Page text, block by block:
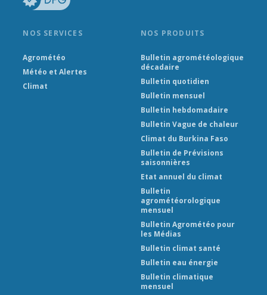
NOS SERVICES
Agrométéo
Météo et Alertes
Climat
NOS PRODUITS
Bulletin agrométéologique
décadaire
Bulletin quotidien
Bulletin mensuel
Bulletin hebdomadaire
Bulletin Vague de chaleur
Climat du Burkina Faso
Bulletin de Prévisions
saisonnières
Etat annuel du climat
Bulletin
agrométéorologique
mensuel
Bulletin Agrométéo pour
les Médias
Bulletin climat santé
Bulletin eau énergie
Bulletin climatique
mensuel